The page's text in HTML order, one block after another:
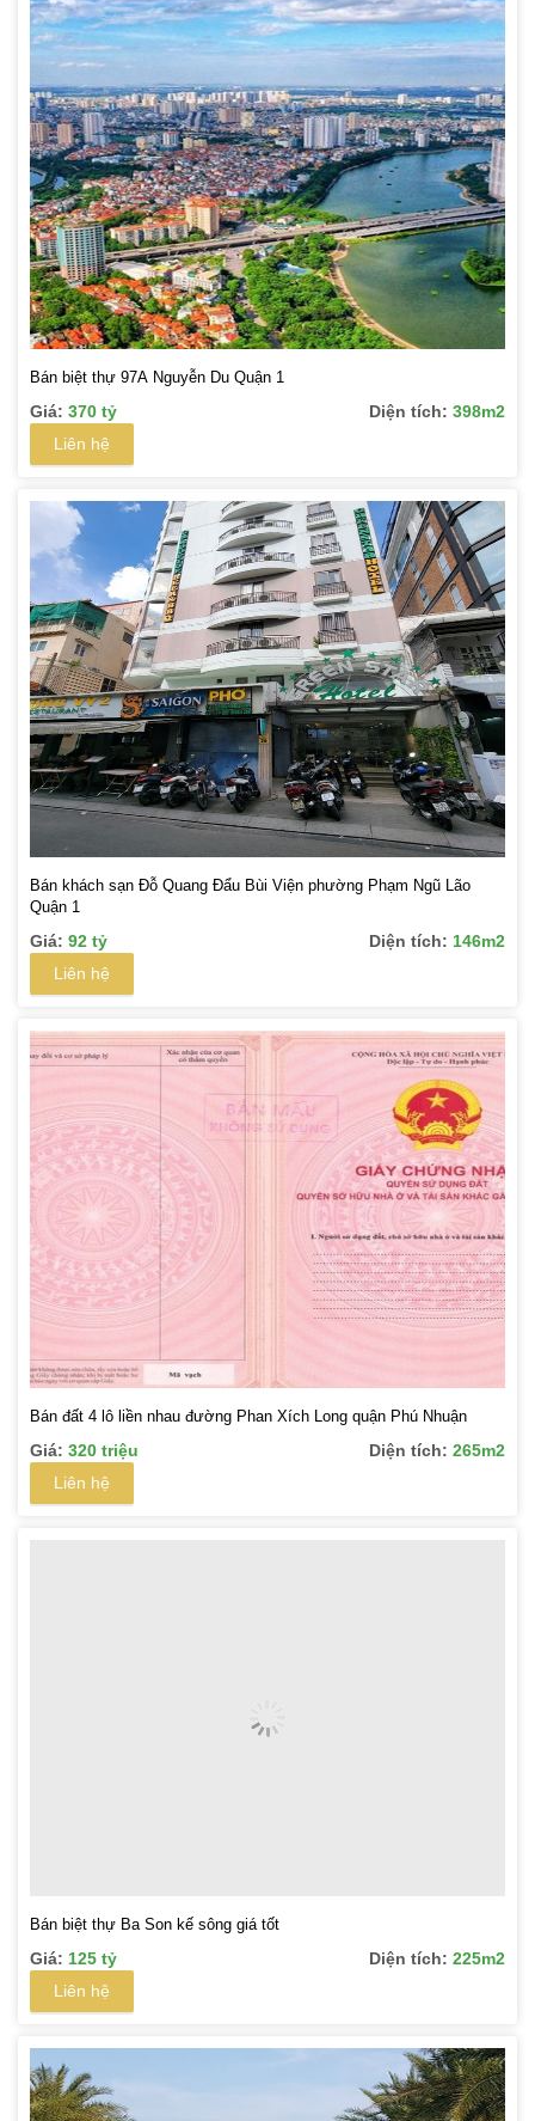
Bán biệt thự 97A Nguyễn Du Quận 1
Giá: 370 tỷ Diện tích: 398m2
Liên hệ
Bán khách sạn Đỗ Quang Đẩu Bùi Viện phường Phạm Ngũ Lão
Quận 1
Giá: 92 tỷ Diện tích: 146m2
Liên hệ
Bán đất 4 lô liền nhau đường Phan Xích Long quận Phú Nhuận
Giá: 320 triệu Diện tích: 265m2
Liên hệ
Bán biệt thự Ba Son kế sông giá tốt
Giá: 125 tỷ Diện tích: 225m2
Liên hệ